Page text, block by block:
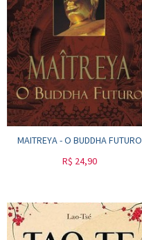
MAITREYA - O BUDDHA FUTURO
R$ 24,90